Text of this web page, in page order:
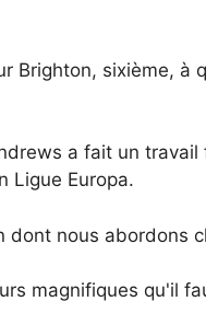
Brighton, sixième, à
a fait un
Ligue Europa.
nous abordons
magnifiques qu'il